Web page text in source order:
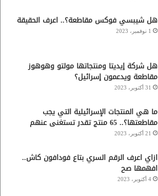
هل شيبسي فوكس مقاطعة؟.. اعرف الحقيقة
1 نوفمبر، 2023
هل شركة إيديتا ومنتجاتها مولتو وهوهوز
مقاطعة ويدعمون إسرائيل؟
31 أكتوبر، 2023
ما هي المنتجات الإسرائيلية التي يجب
مقاطعتها؟.. 65 منتج تقدر تستغنى عنهم
21 أكتوبر، 2023
ازاي اعرف الرقم السري بتاع فودافون كاش..
افهمها صح
4 أكتوبر، 2023